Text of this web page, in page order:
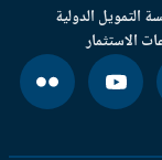
الدولية